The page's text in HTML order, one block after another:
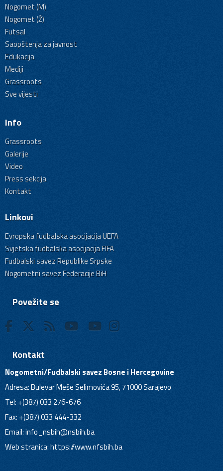
Nogomet (M)
Nogomet (Ž)
Futsal
Saopštenja za javnost
Edukacija
Mediji
Grassroots
Sve vijesti
Info
Grassroots
Galerije
Video
Press sekcija
Kontakt
Linkovi
Evropska fudbalska asocijacija UEFA
Svjetska fudbalska asocijacija FIFA
Fudbalski savez Republike Srpske
Nogometni savez Federacije BiH
Povežite se
Kontakt
Nogometni/Fudbalski savez Bosne i Hercegovine
Adresa: Bulevar Meše Selimovića 95, 71000 Sarajevo
Tel: +(387) 033 276-676
Fax: +(387) 033 444-332
Email:info_nsbih@nsbih.ba
Web stranica: https://www.nfsbih.ba